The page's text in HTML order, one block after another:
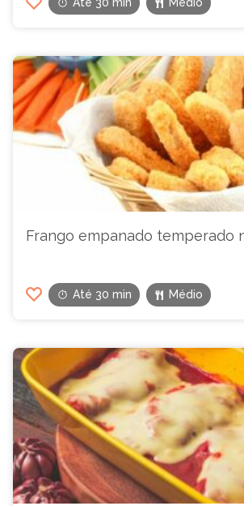
Frango empanado temperado
Até 30 min Médio